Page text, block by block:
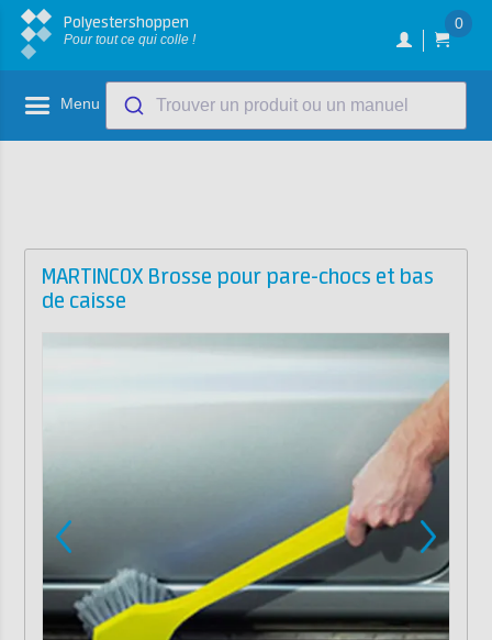
Polyestershoppen
Pour tout ce qui colle !
0
Menu Trouver un produit ou un manuel
MARTINCOX Brosse pour pare-chocs et bas
de caisse